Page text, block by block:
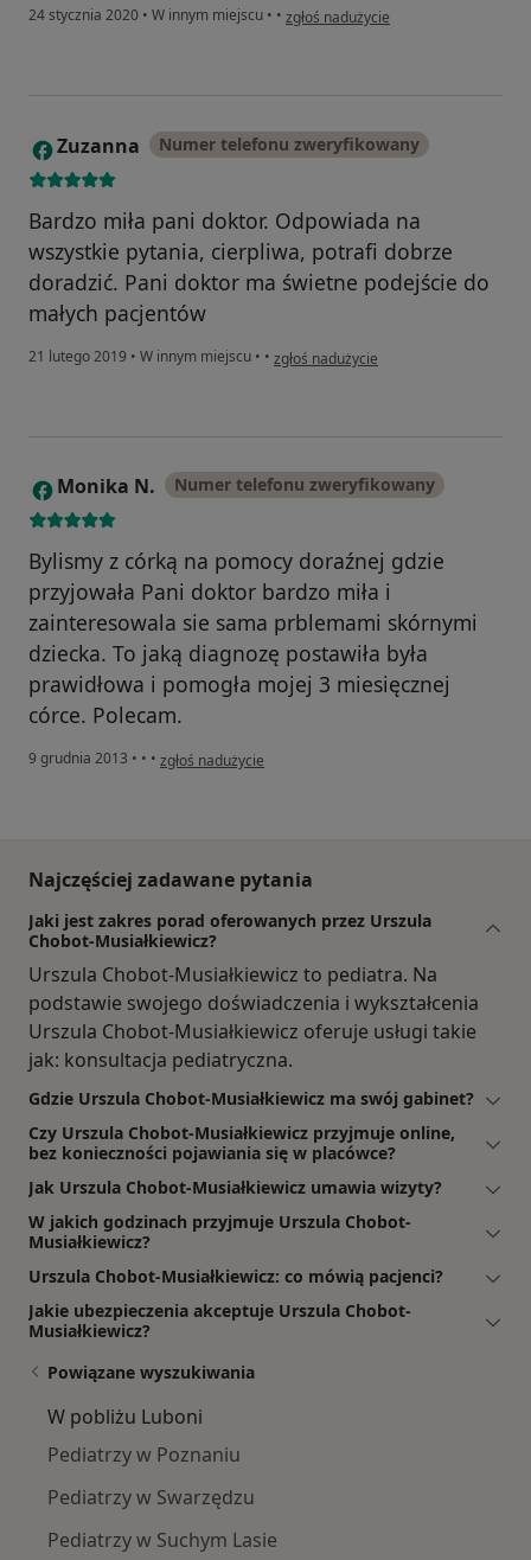
24 stycznia 2020 • W innym miejscu • • w opinii użytkownika Konto zostało
zgłoś nadużycie
Z Zuzanna Numer telefonu zweryfikowany
Bardzo miła pani doktor. Odpowiada na
wszystkie pytania, cierpliwa, potrafi dobrze
doradzić. Pani doktor ma świetne podejście do
małych pacjentów
21 lutego 2019 • W innym miejscu • • w opinii użytkownika Zuzanna
zgłoś nadużycie
M Monika N. Numer telefonu zweryfikowany
Bylismy z córką na pomocy doraźnej gdzie
przyjowała Pani doktor bardzo miła i
zainteresowala sie sama prblemami skórnymi
dziecka. To jaką diagnozę postawiła była
prawidłowa i pomogła mojej 3 miesięcznej
córce. Polecam.
9 grudnia 2013 • • • w opinii użytkownika Monika N.
zgłoś nadużycie
Najczęściej zadawane pytania
Jaki jest zakres porad oferowanych przez Urszula
Chobot-Musiałkiewicz?
Urszula Chobot-Musiałkiewicz to pediatra. Na
podstawie swojego doświadczenia i wykształcenia
Urszula Chobot-Musiałkiewicz oferuje usługi takie
jak: konsultacja pediatryczna.
Gdzie Urszula Chobot-Musiałkiewicz ma swój gabinet?
Czy Urszula Chobot-Musiałkiewicz przyjmuje online,
bez konieczności pojawiania się w placówce?
Jak Urszula Chobot-Musiałkiewicz umawia wizyty?
W jakich godzinach przyjmuje Urszula Chobot-
Musiałkiewicz?
Urszula Chobot-Musiałkiewicz: co mówią pacjenci?
Jakie ubezpieczenia akceptuje Urszula Chobot-
Musiałkiewicz?
Powiązane wyszukiwania
W pobliżu Luboni
Pediatrzy w Poznaniu
Pediatrzy w Swarzędzu
Pediatrzy w Suchym Lasie